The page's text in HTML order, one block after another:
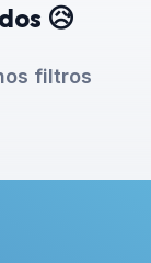
😥
filtros